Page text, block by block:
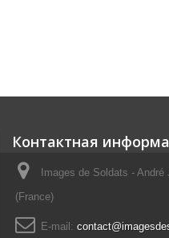
Контактная
Images de Soldats -
(France)
E-mail: